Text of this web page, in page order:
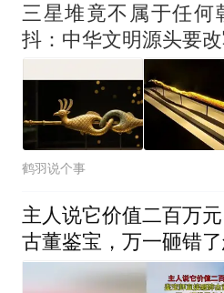
三星堆竟不属于任何
抖：中华文明源头要改
鹤羽说个事
主人说它价值二百万
古董鉴宝，万一砸错了